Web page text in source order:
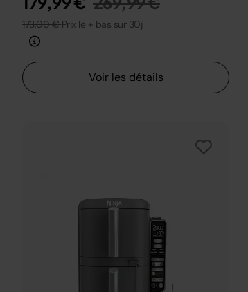
173,00 €Prix le + bas sur 30j
Voir les détails